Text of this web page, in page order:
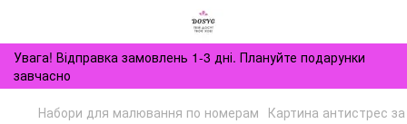
Увага! Відправка замовлень 1-3 дні. Плануйте подарунки
завчасно
Набори для малювання по номерам Картина антистрес